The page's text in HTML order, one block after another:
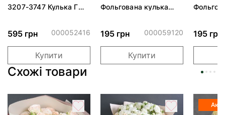
3207-3747 Кулька Г
595 грн 000052416
Купити
Фольгована кулька
195 грн 000059120
Купити
195 грн
Схожі товари